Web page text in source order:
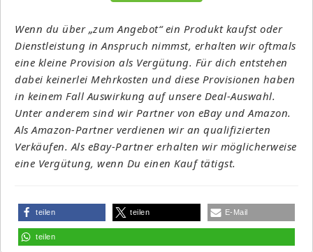
Wenn du über „zum Angebot“ ein Produkt kaufst oder
Dienstleistung in Anspruch nimmst, erhalten wir oftmals
eine kleine Provision als Vergütung. Für dich entstehen
dabei keinerlei Mehrkosten und diese Provisionen haben
in keinem Fall Auswirkung auf unsere Deal-Auswahl.
Unter anderem sind wir Partner von eBay und Amazon.
Als Amazon-Partner verdienen wir an qualifizierten
Verkäufen. Als eBay-Partner erhalten wir möglicherweise
eine Vergütung, wenn Du einen Kauf tätigst.
teilen teilen E-Mail
teilen